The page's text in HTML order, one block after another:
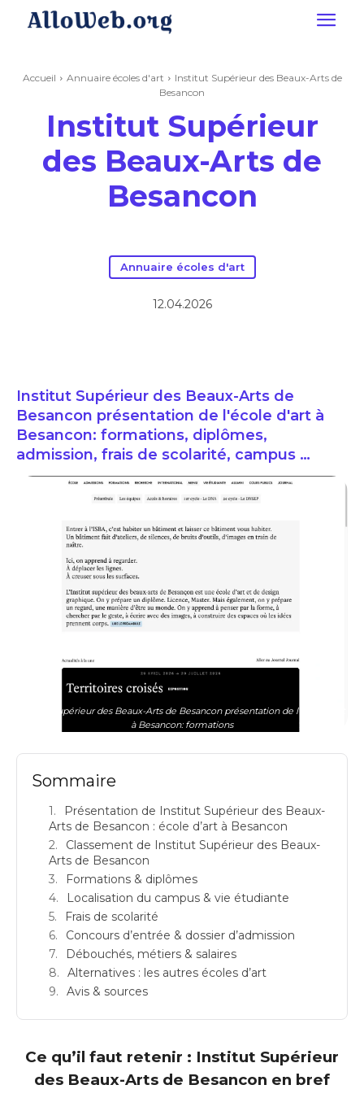
Accueil Annuaire écoles d'art
Institut Supérieur des Beaux-Arts de
Besancon
Institut Supérieur
des Beaux-Arts de
Besancon
Annuaire écoles d'art
12.04.2026
Institut Supérieur des Beaux-Arts de
Besancon présentation de l'école d'art à
Besancon: formations, diplômes,
admission, frais de scolarité, campus …
Institut Supérieur des Beaux-Arts de Besancon présentation de l'école d'art
à Besancon: formations
Sommaire
Présentation de Institut Supérieur des Beaux-
Arts de Besancon : école d’art à Besancon
Classement de Institut Supérieur des Beaux-
Arts de Besancon
Formations & diplômes
Localisation du campus & vie étudiante
Frais de scolarité
Concours d’entrée & dossier d’admission
Débouchés, métiers & salaires
Alternatives : les autres écoles d’art
Avis & sources
Ce qu’il faut retenir : Institut Supérieur
des Beaux-Arts de Besancon en bref